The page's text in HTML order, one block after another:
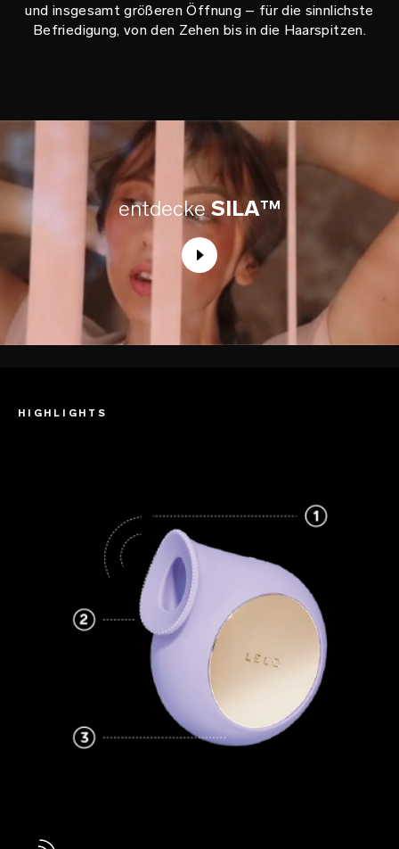
und insgesamt größeren Öffnung – für die sinnlichste
Befriedigung, von den Zehen bis in die Haarspitzen.
entdeckeSILA™
HIGHLIGHTS